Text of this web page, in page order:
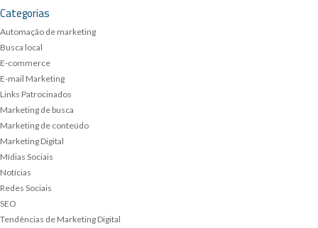
Categorias
Automação de marketing
Busca local
E-commerce
E-mail Marketing
Links Patrocinados
Marketing de busca
Marketing de conteúdo
Marketing Digital
Mídias Sociais
Notícias
Redes Sociais
SEO
Tendências de Marketing Digital